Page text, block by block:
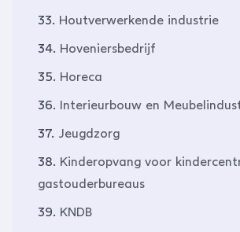
33. Houtverwerkende industrie
34. Hoveniersbedrijf
35. Horeca
36. Interieurbouw en
37. Jeugdzorg
38. Kinderopvang voor
gastouderbureaus
39. KNDB